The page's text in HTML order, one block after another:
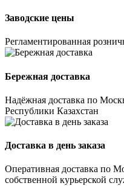
Заводские цены
Регламентированная
Бережная доставка
Надёжная доставка по
Республики Казахстан
Доставка в день заказа
Оперативная доставка по
собственной курьерской